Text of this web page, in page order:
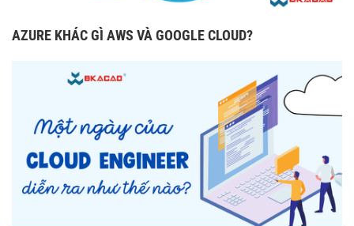
AZURE KHÁC GÌ AWS VÀ GOOGLE CLOUD?